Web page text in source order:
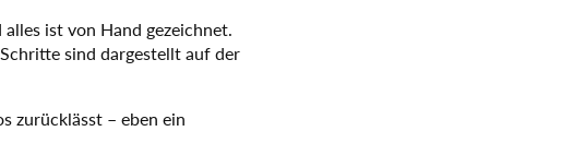
ist von Hand gezeichnet.
sind dargestellt auf der
zurücklässt – eben ein